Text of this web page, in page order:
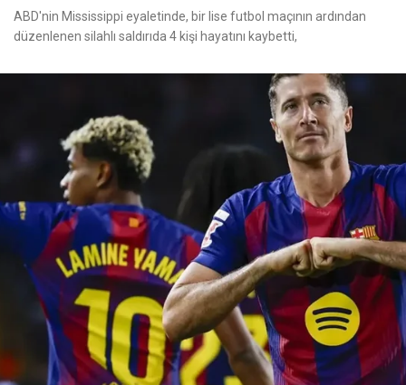
ABD'nin Mississippi eyaletinde, bir lise futbol maçının ardından
düzenlenen silahlı saldırıda 4 kişi hayatını kaybetti,